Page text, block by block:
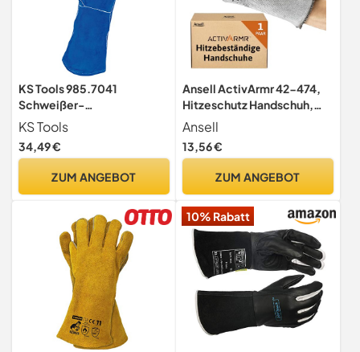
KS Tools 985.7041
Schweißer-
Lederhandschuhe lang, XXL
KS Tools
34,49 €
ZUM ANGEBOT
Ansell ActivArmr 42-474,
Hitzeschutz Handschuh,
Industrielle
hitzebeständige
Handschuhe,
-Futter und Stulpen,
Handschuhe, 1 Paar, Gr. M
Ansell
13,56 €
ZUM ANGEBOT
10% Rabatt